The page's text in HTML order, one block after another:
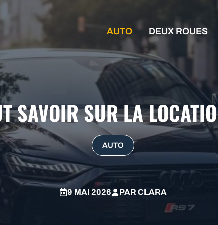
AUTO DEUX ROUES
SAVOIR SUR LA
AUTO
9 MAI 2026 PAR CLARA